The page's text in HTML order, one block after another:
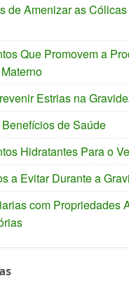
de Amenizar as
Que Promovem a
Estrias na
de Saúde
Hidratantes Para o
a Evitar Durante a
com Propriedades